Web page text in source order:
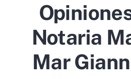
Notaria
Mar